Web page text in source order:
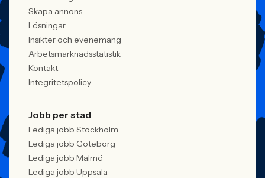
behöver kunna visa vad det betyder i
praktiken.
Skapa annons
Lösningar
Insikter och evenemang
Arbetsmarknadsstatistik
Kontakt
Integritetspolicy
Jobb per stad
Lediga jobb Stockholm
Lediga jobb Göteborg
Lediga jobb Malmö
Lediga jobb Uppsala